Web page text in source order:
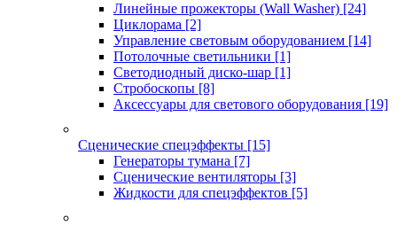
Линейные прожекторы (Wall Washer) [24]
Циклорама [2]
Управление световым оборудованием [14]
Потолочные светильники [1]
Светодиодный диско-шар [1]
Стробоскопы [8]
Аксессуары для светового оборудования [19]
Сценические спецэффекты [15]
Генераторы тумана [7]
Сценические вентиляторы [3]
Жидкости для спецэффектов [5]